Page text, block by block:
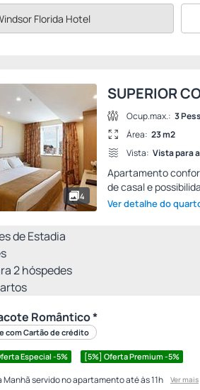
4
SUPERIOR
Ocup.max.: 3
Área: 23 m2
Vista: Vista para
Apartamento
de casal e
Ver detalhe do
de Estadia
2hóspedes
Romântico *
com Cartão de crédito
Especial -5% [5%] Oferta Premium -5%
Manhã servido no apartamento até às 11h Ver mais